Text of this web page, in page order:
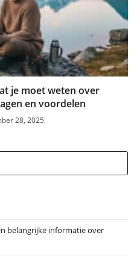
je moet weten over
en voordelen
28, 2025
op
belangrijke informatie over